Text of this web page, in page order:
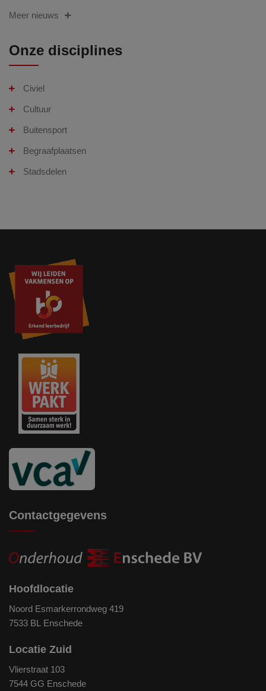
Meer nieuws
Onze disciplines
Civiel
Cultuur
Buitensport
Begraafplaatsen
Stadsdelen
Contactgegevens
Hoofdlocatie
Noord Esmarkerrondweg 419
7533 BL Enschede
Locatie Zuid
Vlierstraat 103
7544 GG Enschede